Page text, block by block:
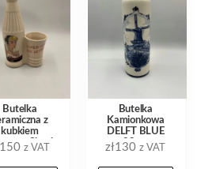
Butelka
z
kubkiem
Slomka
z VAT
Butelka
Kamionkowa
DELFT BLUE
28cm
zł130 z VAT